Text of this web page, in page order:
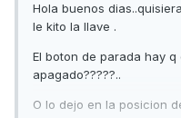
Hola buenos
le kito la llave .
El boton de parada hay
apagado?????..
O lo dejo en la posicion